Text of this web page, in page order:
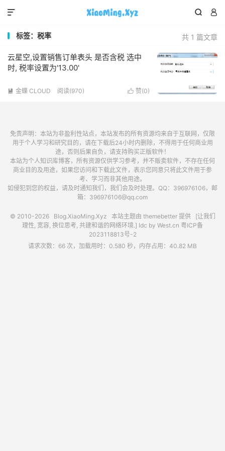
 

共 1 篇文章
标签：税率
云星空,设置销售订单表头 是否含税 选中
时, 税率设置为'13.00'
 赞(0)
 金蝶 CLOUD 阅读(970)
免责声明：本站为非盈利性站点，本站发布的所有资源均来自于互联网，仅限
用于个人学习和研究目的，请在下载后24小时内删除，不得用于任何商业用
途，否则后果自负，请支持购买正版软件！
本站为个人知识库博客，所有资源仅供学习参考，并不贩卖软件，不存在任何
商业目的及用途，如果您访问和下载此文件，表示您同意只将此文件用于参
考、学习而非其他用途。
如侵犯到您的权益，请及时通知我们，我们会及时处理。QQ：396976106，邮
箱：396976106@qq.com
© 2010-2026 Blog.XiaoMing.Xyz 本站主题由 themebetter提供 [让我们
理性, 宽容, 换位思考, 共建和谐的网络环境.] Idc by West.cn 粤ICP备
2023118813号-2
请求次数：66 次，加载用时：0.580 秒，内存占用：40.82 MB